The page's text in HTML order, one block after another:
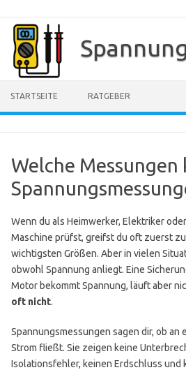
Inhalt
springen
STARTSEITE RATGEBER
Welche Messungen
Wenn du als Heimwerker, Elektriker
Maschine prüfst, greifst du oft zuerst
wichtigsten Größen. Aber in vielen
obwohl Spannung anliegt. Eine
Motor bekommt Spannung, läuft aber
oft nicht.
Spannungsmessungen sagen dir, ob
Strom fließt. Sie zeigen keine
Isolationsfehler, keinen Erdschluss und